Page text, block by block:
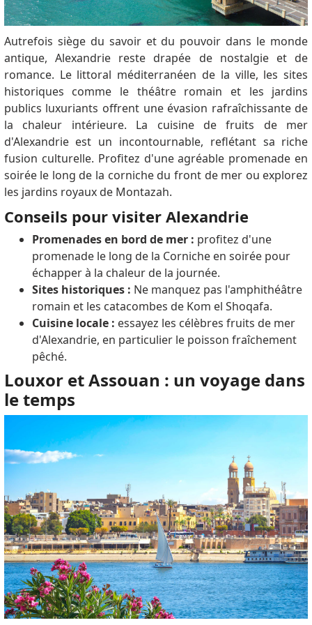
Autrefois siège du savoir et du pouvoir dans le monde
antique, Alexandrie reste drapée de nostalgie et de
romance. Le littoral méditerranéen de la ville, les sites
historiques comme le théâtre romain et les jardins
publics luxuriants offrent une évasion rafraîchissante de
la chaleur intérieure. La cuisine de fruits de mer
d'Alexandrie est un incontournable, reflétant sa riche
fusion culturelle. Profitez d'une agréable promenade en
soirée le long de la corniche du front de mer ou explorez
les jardins royaux de Montazah.
Conseils pour visiter Alexandrie
Promenades en bord de mer : profitez d'une
promenade le long de la Corniche en soirée pour
échapper à la chaleur de la journée.
Sites historiques : Ne manquez pas l'amphithéâtre
romain et les catacombes de Kom el Shoqafa.
Cuisine locale : essayez les célèbres fruits de mer
d'Alexandrie, en particulier le poisson fraîchement
pêché.
Louxor et Assouan : un voyage dans
le temps